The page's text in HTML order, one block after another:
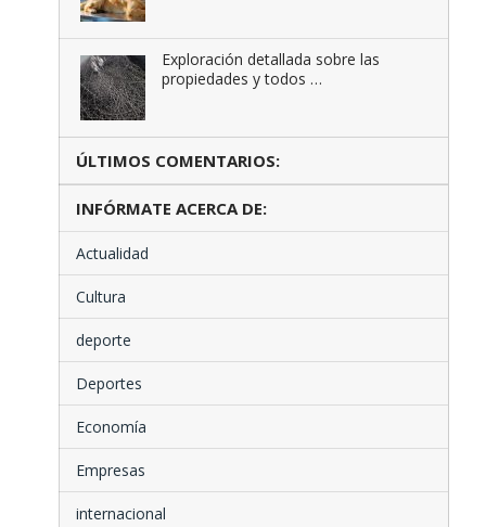
Exploración detallada sobre las
propiedades y todos …
ÚLTIMOS COMENTARIOS:
INFÓRMATE ACERCA DE:
Actualidad
Cultura
deporte
Deportes
Economía
Empresas
internacional